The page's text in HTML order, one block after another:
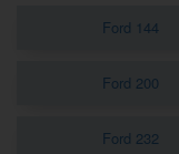
Ford 144
Ford 200
Ford 232